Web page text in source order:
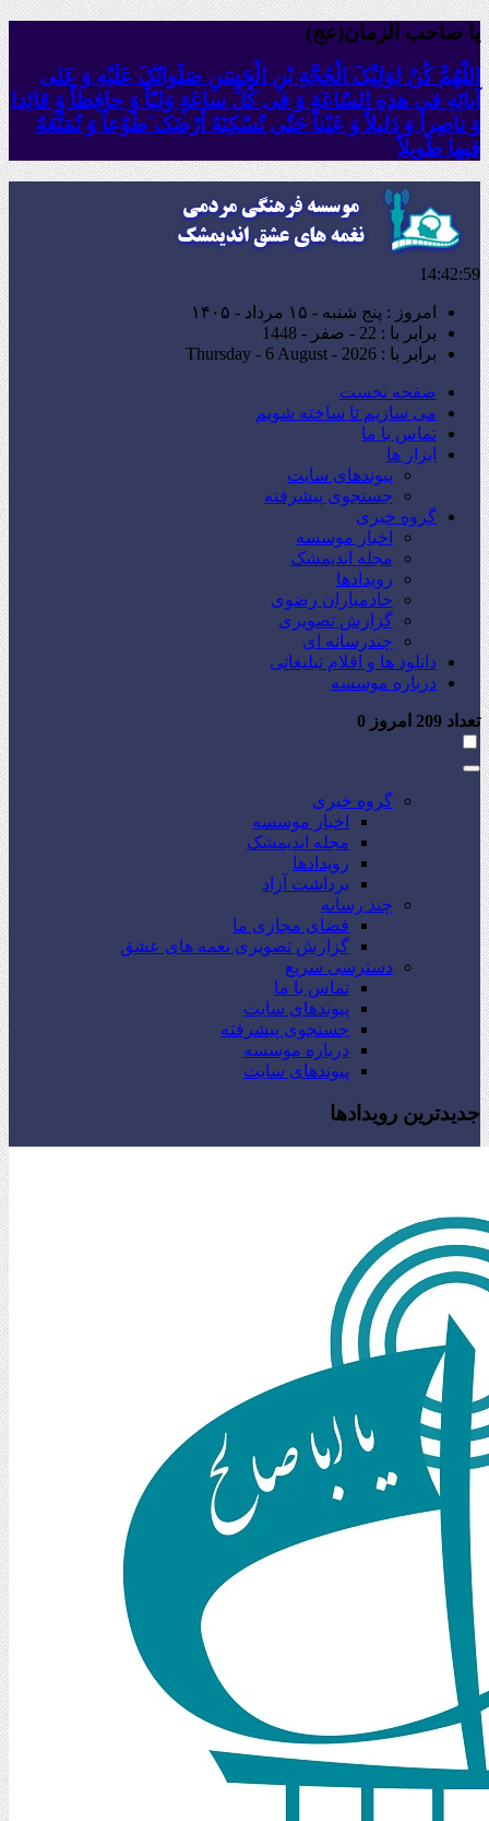
یا صاحب الزمان(عج)
اللّهُمَّ کُنْ لِوَلِیِّکَ الْحُجَّةِ بْنِ الْحَسَنِ صَلَواتُکَ عَلَیْهِ وَ عَلى
آبائِهِ فی هذِهِ السّاعَةِ وَ فی کُلِّ ساعَةٍ وَلِیّاً وَ حافِظاً وَ قائِدا
‏وَ ناصِراً وَ دَلیلاً وَ عَیْناً حَتّى تُسْکِنَهُ أَرْضَک َطَوْعاً وَ تُمَتِّعَهُ
فیها طَویلاً
14:43:01
امروز : پنج شنبه - ۱۵ مرداد - ۱۴۰۵
برابر با : 22 - صفر - 1448
برابر با : Thursday - 6 August - 2026
صفحه نخست
می سازیم تا ساخته شویم
تماس با ما
ابزار ها
پیوندهای سایت
جستجوی پیشرفته
گروه خبری
اخبار موسسه
مجله اندیمشک
رویدادها
خادمیاران رضوی
گزارش تصویری
چندرسانه ای
دانلود ها و اقلام تبلیغاتی
درباره موسسه
تعداد امروز 0
گروه خبری
اخبار موسسه
مجله اندیمشک
رویدادها
برداشت آزاد
چند رسانه
فضای مجازی ما
گزارش تصویری نغمه های عشق
دسترسی سریع
تماس با ما
پیوندهای سایت
جستجوی پیشرفته
درباره موسسه
پیوندهای سایت
جدیدترین رویدادها